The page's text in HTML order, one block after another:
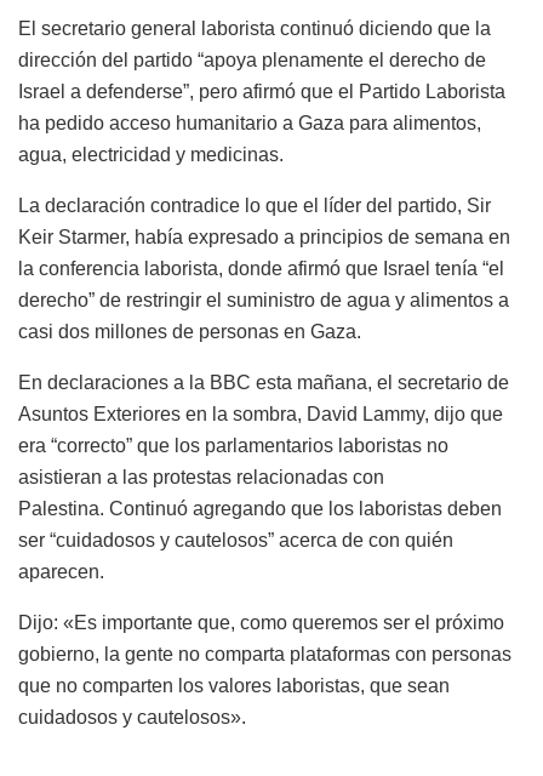
El secretario general laborista continuó diciendo que la
dirección del partido “apoya plenamente el derecho de
Israel a defenderse”, pero afirmó que el Partido Laborista
ha pedido acceso humanitario a Gaza para alimentos,
agua, electricidad y medicinas.
La declaración contradice lo que el líder del partido, Sir
Keir Starmer, había expresado a principios de semana en
la conferencia laborista, donde afirmó que Israel tenía “el
derecho” de restringir el suministro de agua y alimentos a
casi dos millones de personas en Gaza.
En declaraciones a la BBC esta mañana, el secretario de
Asuntos Exteriores en la sombra, David Lammy, dijo que
era “correcto” que los parlamentarios laboristas no
asistieran a las protestas relacionadas con
Palestina. Continuó agregando que los laboristas deben
ser “cuidadosos y cautelosos” acerca de con quién
aparecen.
Dijo: «Es importante que, como queremos ser el próximo
gobierno, la gente no comparta plataformas con personas
que no comparten los valores laboristas, que sean
cuidadosos y cautelosos».